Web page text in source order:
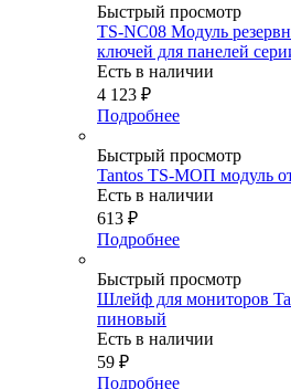
Быстрый просмотр
TS-NC08 Модуль
ключей для панелей
Есть в наличии
4 123 ₽
Подробнее
Быстрый просмотр
Tantos TS-МОП модуль
Есть в наличии
613 ₽
Подробнее
Быстрый просмотр
Шлейф для мониторов
пиновый
Есть в наличии
59 ₽
Подробнее